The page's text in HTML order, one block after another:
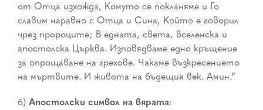
от Отца изхожда, Комуто се покланяме и Го
славим наравно с Отца и Сина, Който е говорил
чрез пророците; В едната, света, вселенска и
апостолска Църква. Изповядваме едно кръщение
за опрощаване на грехове. Чакаме възкресението
на мъртвите. И живота на бъдещия век. Амин.”
б) Апостолски символ на вярата: